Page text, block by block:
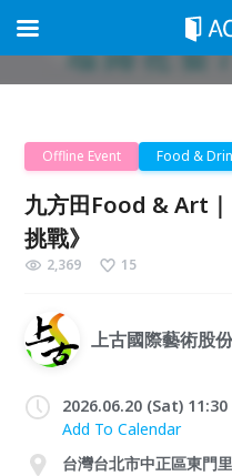
Offline Event Food &
九方田Food & Art
挑戰》
2,369 15
上古國際藝術股
2026.06.20 (Sat)
Add To Calendar
台灣台北市中正區東門